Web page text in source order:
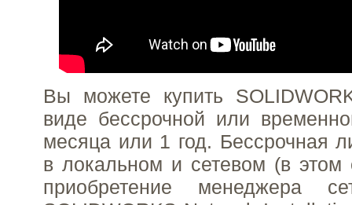
Вы можете купить
виде бессрочной или
месяца или 1 год. Бессрочная
в локальном и сетевом (в этом
приобретение менеджера